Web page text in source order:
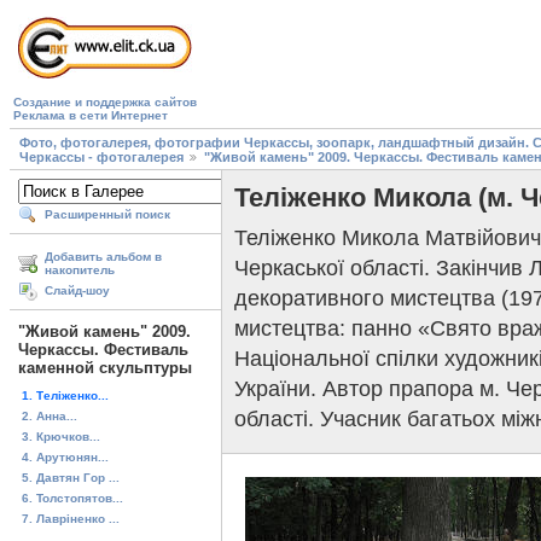
Создание и поддержка сайтов
Реклама в сети Интернет
Фото, фотогалерея, фотографии Черкассы, зоопарк, ландшафтный дизайн.
Черкассы - фотогалерея
"Живой камень" 2009. Черкассы. Фестиваль
Расширенный поиск
Добавить альбом в
накопитель
Слайд-шоу
"Живой камень" 2009.
Черкассы. Фестиваль
каменной скульптуры
1. Теліженко...
2. Анна...
3. Крючков...
4. Арутюнян...
5. Давтян Гор ...
6. Толстопятов...
7. Лавріненко ...
Теліженко Микола (м.
Теліженко Микола
Черкаської області.
декоративного мистецтва
мистецтва: панно «Свято
Національної спілки
України. Автор прапора м.
області. Учасник багатьох